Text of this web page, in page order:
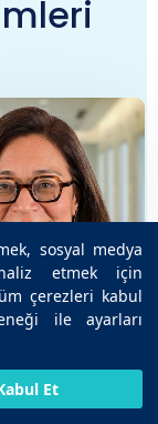
sosyal medya
etmek için
çerezleri kabul
ile ayarları
Et
Dr. Ceyda
BIZE ULAŞIN